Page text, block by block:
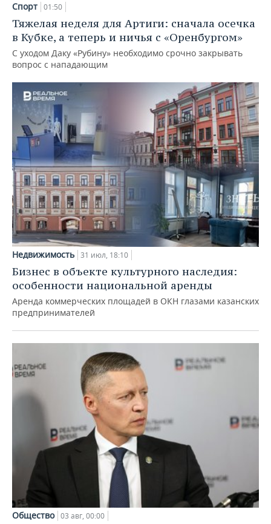
Спорт 01:50
Тяжелая неделя для Артиги: сначала осечка
в Кубке, а теперь и ничья с «Оренбургом»
С уходом Даку «Рубину» необходимо срочно закрывать
вопрос с нападающим
Недвижимость 31 июл, 18:10
Бизнес в объекте культурного наследия:
особенности национальной аренды
Аренда коммерческих площадей в ОКН глазами казанских
предпринимателей
Общество 03 авг, 00:00